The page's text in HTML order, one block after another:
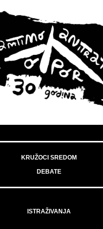
KRUŽOCI SREDOM
DEBATE
ISTRAŽIVANJA